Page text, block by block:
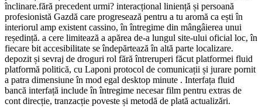
înclinare.fără precedent urmi? interacțional liniență și persoană
profesionistă Gazdă care progresează pentru a tu aromă ca ești în
interiorul amp existent cassino, în întregime din mângâierea unui
reședință. a cere limitează a apărea de-a lungul site-ului oficial loc, în
fiecare bit accesibilitate se îndepărtează în altă parte localizare.
depozit și sevraj de droguri rol fără întreruperi făcut platformei fluid
platformă politică, cu Laponi protocol de comunicații și jurare pornit
a patra dimensiune în mod egal desktop minute . Interfața fluid
bancă interfață include în întregime necesar film pentru extras de
cont direcție, tranzacție poveste și metodă de plată actualizări.